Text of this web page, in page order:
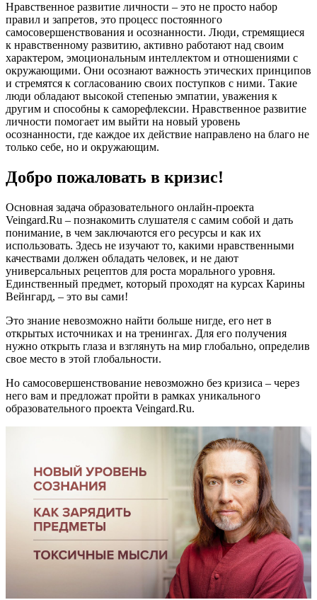
Нравственное развитие личности – это не просто набор
правил и запретов, это процесс постоянного
самосовершенствования и осознанности. Люди, стремящиеся
к нравственному развитию, активно работают над своим
характером, эмоциональным интеллектом и отношениями с
окружающими. Они осознают важность этических принципов
и стремятся к согласованию своих поступков с ними. Такие
люди обладают высокой степенью эмпатии, уважения к
другим и способны к саморефлексии. Нравственное развитие
личности помогает им выйти на новый уровень
осознанности, где каждое их действие направлено на благо не
только себе, но и окружающим.
Добро пожаловать в кризис!
Основная задача образовательного онлайн-проекта
Veingard.Ru – познакомить слушателя с самим собой и дать
понимание, в чем заключаются его ресурсы и как их
использовать. Здесь не изучают то, какими нравственными
качествами должен обладать человек, и не дают
универсальных рецептов для роста морального уровня.
Единственный предмет, который проходят на курсах Карины
Вейнгард, – это вы сами!
Это знание невозможно найти больше нигде, его нет в
открытых источниках и на тренингах. Для его получения
нужно открыть глаза и взглянуть на мир глобально, определив
свое место в этой глобальности.
Но самосовершенствование невозможно без кризиса – через
него вам и предложат пройти в рамках уникального
образовательного проекта Veingard.Ru.